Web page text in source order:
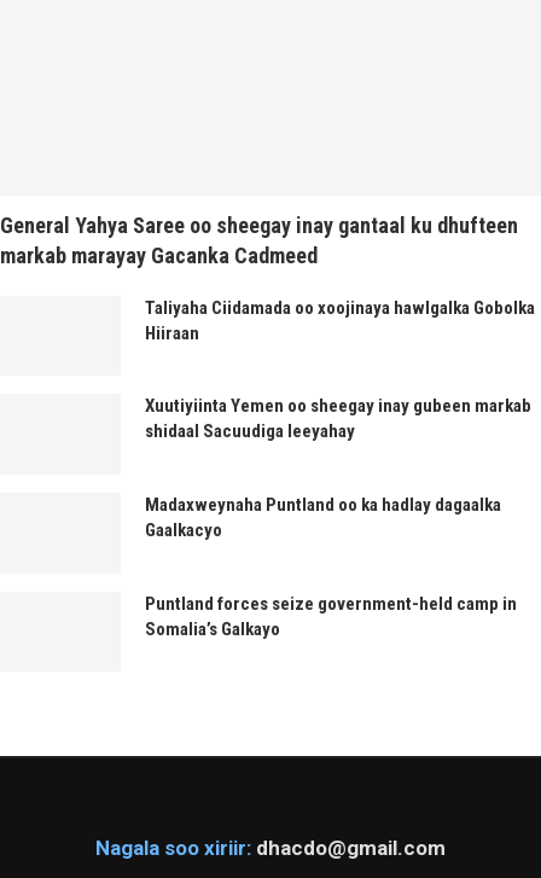
General Yahya Saree oo sheegay inay gantaal ku dhufteen
markab marayay Gacanka Cadmeed
Taliyaha Ciidamada oo xoojinaya hawlgalka Gobolka
Hiiraan
Xuutiyiinta Yemen oo sheegay inay gubeen markab
shidaal Sacuudiga leeyahay
Madaxweynaha Puntland oo ka hadlay dagaalka
Gaalkacyo
Puntland forces seize government-held camp in
Somalia’s Galkayo
Nagala soo xiriir: dhacdo@gmail.com